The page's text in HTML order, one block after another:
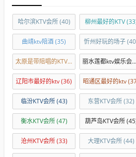
哈尔滨KTV会所(40) 柳州最好的KTV
曲靖ktv陪酒(35) 忻州好玩的场子
太原是带陪唱的KTV
(31) 丽水莲都ktv娱乐会所
辽阳市最好的ktv(36) 昭通区最好的ktv
临汾KTV会所(43) 东营KTV会所(32)
衡水KTV会所(47) 葫芦岛KTV会所
沧州KTV会所(33) 大理KTV会所(44)